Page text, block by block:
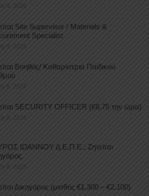
9, 2026
Site Supervisor / Materials &
Specialist
9, 2026
Βοηθός/ Καθαρίστρια Παιδικού
8, 2026
SECURITY OFFICER (€8,75 την ώρα)
8, 2026
ΙΩΑΝΝΟΥ Δ.Ε.Π.Ε.: Ζητείται
8, 2026
Δικηγόρος (μισθός €1.300 – €2.100)